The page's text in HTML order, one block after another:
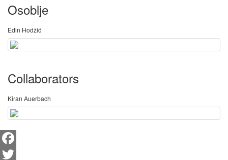
Osoblje
Edin Hodžić
Collaborators
Kiran Auerbach
Facebook